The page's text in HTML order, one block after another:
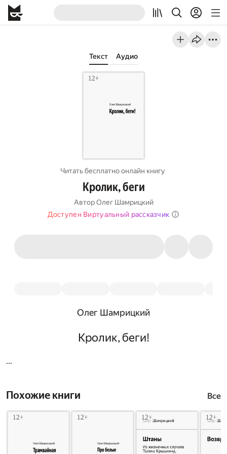
Текст Аудио
Читать бесплатно онлайн книгу
Кролик, беги
Автор Олег Шамрицкий
Доступен Виртуальный рассказчик
Олег Шамрицкий
Кролик, беги!
...
Похожие книги Все